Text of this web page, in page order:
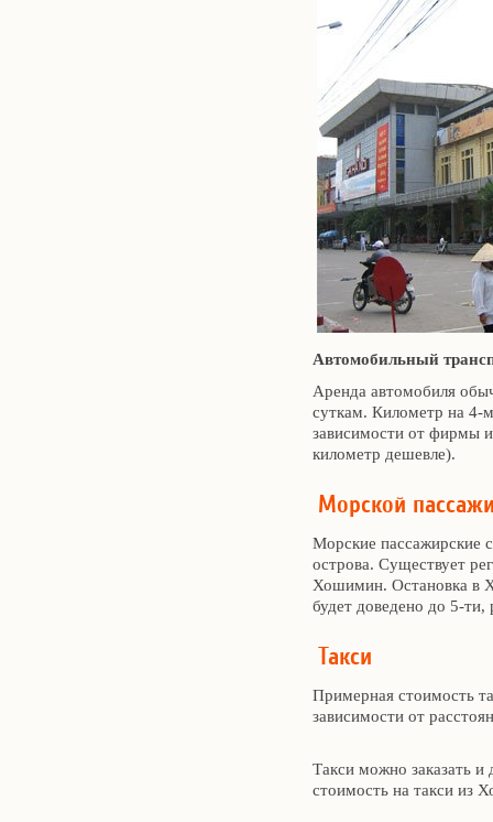
Автомобильный
Аренда автомобиля
суткам. Километр на 4-
зависимости от фирмы
километр дешевле).
Морской
Морские пассажирские
острова. Существует
Хошимин. Остановка в
будет доведено до 5-
Такси
Примерная стоимость
зависимости от
Такси можно заказать
стоимость на такси из